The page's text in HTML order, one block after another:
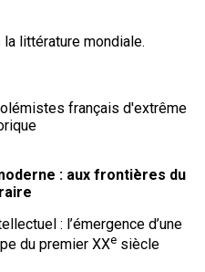
littérature mondiale.
français d'extrême
: aux frontières du
: l’émergence d’une
du premier XXe siècle